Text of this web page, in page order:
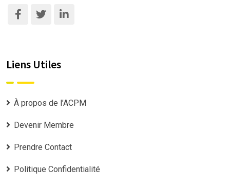
Liens Utiles
À propos de l’ACPM
Devenir Membre
Prendre Contact
Politique Confidentialité